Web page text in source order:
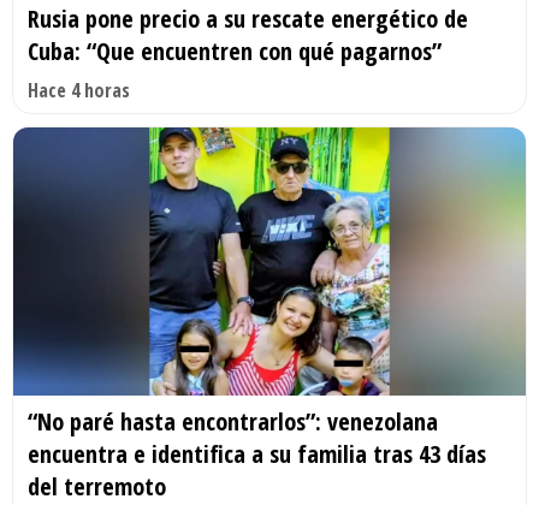
Rusia pone precio a su rescate energético de
Cuba: “Que encuentren con qué pagarnos”
Hace 4 horas
“No paré hasta encontrarlos”: venezolana
encuentra e identifica a su familia tras 43 días
del terremoto